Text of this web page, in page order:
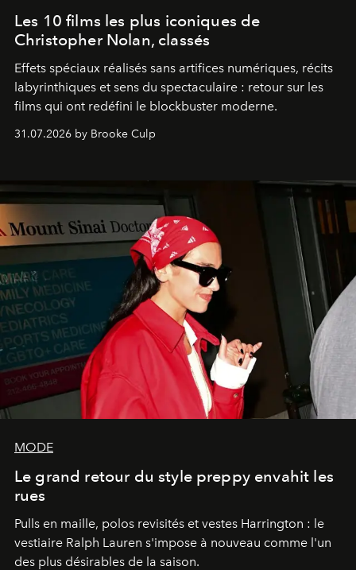
Les 10 films les plus iconiques de
Christopher Nolan, classés
Effets spéciaux réalisés sans artifices numériques, récits
labyrinthiques et sens du spectaculaire : retour sur les
films qui ont redéfini le blockbuster moderne.
31.07.2026 by Brooke Culp
MODE
Le grand retour du style preppy envahit les
rues
Pulls en maille, polos revisités et vestes Harrington : le
vestiaire Ralph Lauren s'impose à nouveau comme l'un
des plus désirables de la saison.